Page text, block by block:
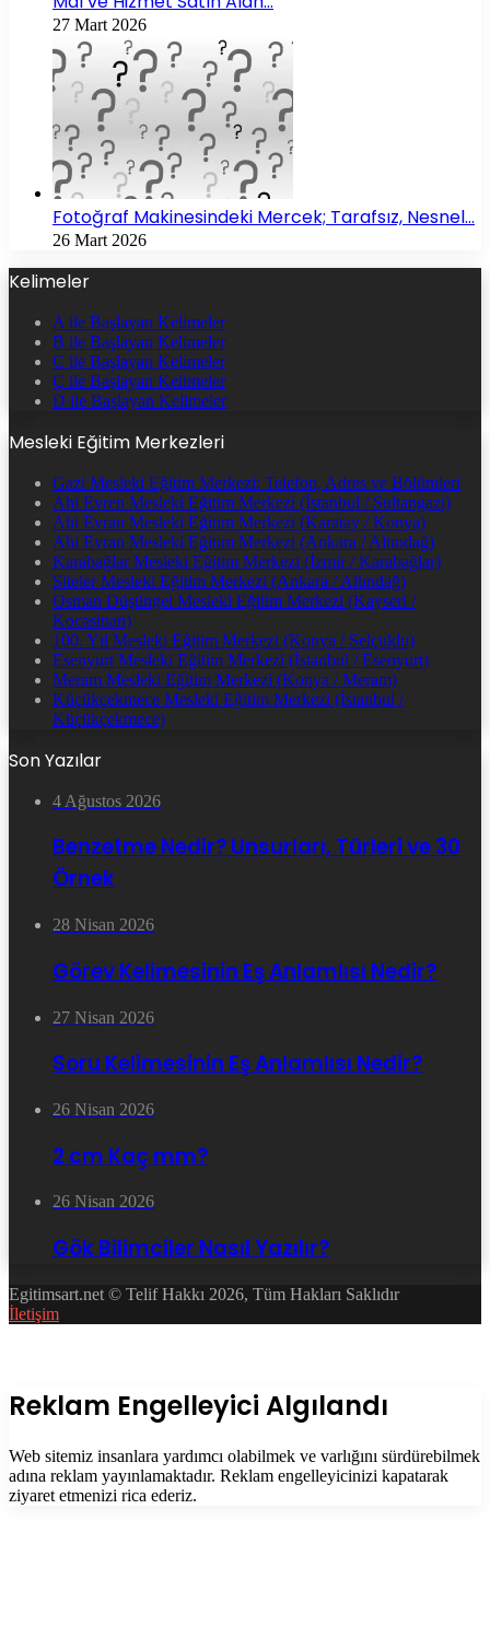
27 Mart 2026
Fotoğraf Makinesindeki Mercek; Tarafsız, Nesnel…
26 Mart 2026
Kelimeler
A ile Başlayan Kelimeler
B ile Başlayan Kelimeler
C ile Başlayan Kelimeler
Ç ile Başlayan Kelimeler
D ile Başlayan Kelimeler
Mesleki Eğitim Merkezleri
Gazi Mesleki Eğitim Merkezi: Telefon, Adres ve Bölümleri
Ahi Evren Mesleki Eğitim Merkezi (İstanbul / Sultangazi)
Ahi Evran Mesleki Eğitim Merkezi (Karatay / Konya)
Ahi Evran Mesleki Eğitim Merkezi (Ankara / Altındağ)
Karabağlar Mesleki Eğitim Merkezi (İzmir / Karabağlar)
Siteler Mesleki Eğitim Merkezi (Ankara / Altındağ)
Osman Düşüngel Mesleki Eğitim Merkezi (Kayseri /
Kocasinan)
100. Yıl Mesleki Eğitim Merkezi (Konya / Selçuklu)
Esenyurt Mesleki Eğitim Merkezi (İstanbul / Esenyurt)
Meram Mesleki Eğitim Merkezi (Konya / Meram)
Küçükçekmece Mesleki Eğitim Merkezi (İstanbul /
Küçükçekmece)
Son Yazılar
4 Ağustos 2026
Benzetme Nedir? Unsurları, Türleri ve 30
Örnek
28 Nisan 2026
Görev Kelimesinin Eş Anlamlısı Nedir?
27 Nisan 2026
Soru Kelimesinin Eş Anlamlısı Nedir?
26 Nisan 2026
2 cm Kaç mm?
26 Nisan 2026
Gök Bilimciler Nasıl Yazılır?
Egitimsart.net © Telif Hakkı 2026, Tüm Hakları Saklıdır
İletişim
Kapalı
Reklam Engelleyici Algılandı
Web sitemiz insanlara yardımcı olabilmek ve varlığını sürdürebilmek
adına reklam yayınlamaktadır. Reklam engelleyicinizi kapatarak
ziyaret etmenizi rica ederiz.